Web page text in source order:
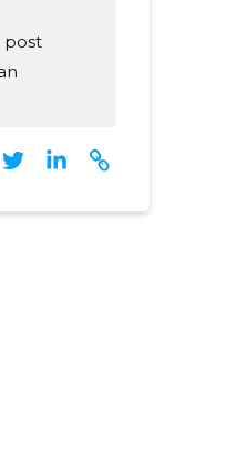
post